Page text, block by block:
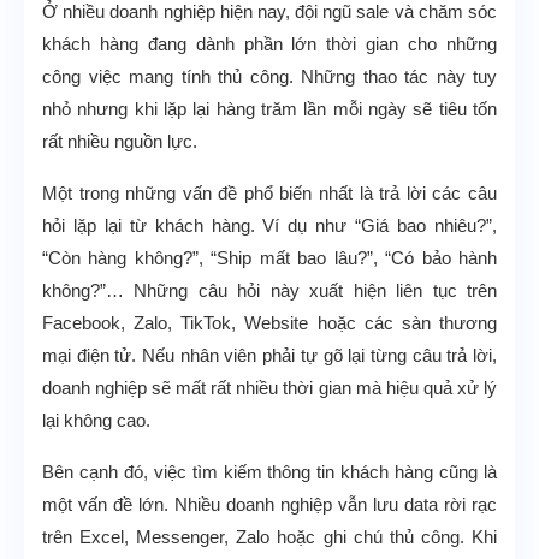
Ở nhiều doanh nghiệp hiện nay, đội ngũ sale và chăm sóc
khách hàng đang dành phần lớn thời gian cho những
công việc mang tính thủ công. Những thao tác này tuy
nhỏ nhưng khi lặp lại hàng trăm lần mỗi ngày sẽ tiêu tốn
rất nhiều nguồn lực.
Một trong những vấn đề phổ biến nhất là trả lời các câu
hỏi lặp lại từ khách hàng. Ví dụ như “Giá bao nhiêu?”,
“Còn hàng không?”, “Ship mất bao lâu?”, “Có bảo hành
không?”… Những câu hỏi này xuất hiện liên tục trên
Facebook, Zalo, TikTok, Website hoặc các sàn thương
mại điện tử. Nếu nhân viên phải tự gõ lại từng câu trả lời,
doanh nghiệp sẽ mất rất nhiều thời gian mà hiệu quả xử lý
lại không cao.
Bên cạnh đó, việc tìm kiếm thông tin khách hàng cũng là
một vấn đề lớn. Nhiều doanh nghiệp vẫn lưu data rời rạc
trên Excel, Messenger, Zalo hoặc ghi chú thủ công. Khi